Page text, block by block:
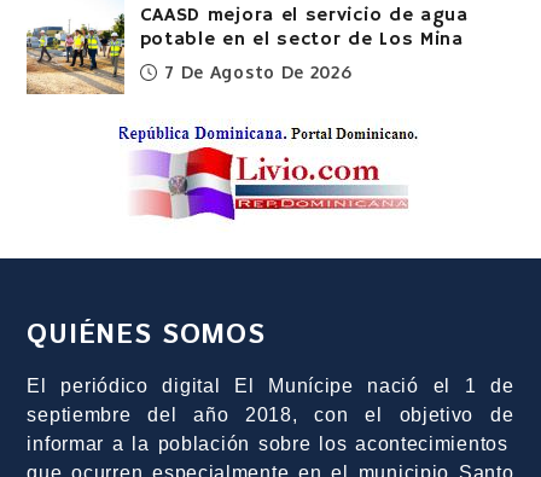
CAASD mejora el servicio de agua
potable en el sector de Los Mina
7 De Agosto De 2026
QUIÉNES SOMOS
El periódico digital El Munícipe nació el 1 de
septiembre del año 2018, con el objetivo de
informar a la población sobre los acontecimientos
que ocurren especialmente en el municipio Santo